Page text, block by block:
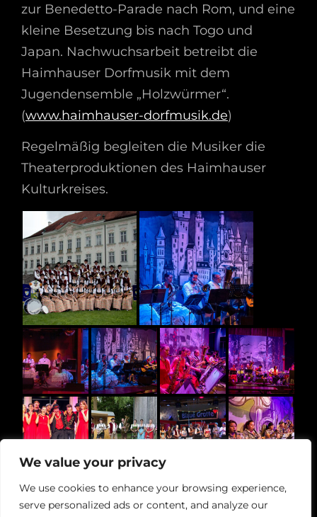
We value your privacy
We use cookies to enhance your browsing experience,
serve personalized ads or content, and analyze our
zur Benedetto-Parade nach Rom, und eine
kleine Besetzung bis nach Togo und
Japan. Nachwuchsarbeit betreibt die
Haimhauser Dorfmusik mit dem
Jugendensemble „Holzwürmer“.
(www.haimhauser-dorfmusik.de)
Regelmäßig begleiten die Musiker die
Theaterproduktionen des Haimhauser
Kulturkreises.